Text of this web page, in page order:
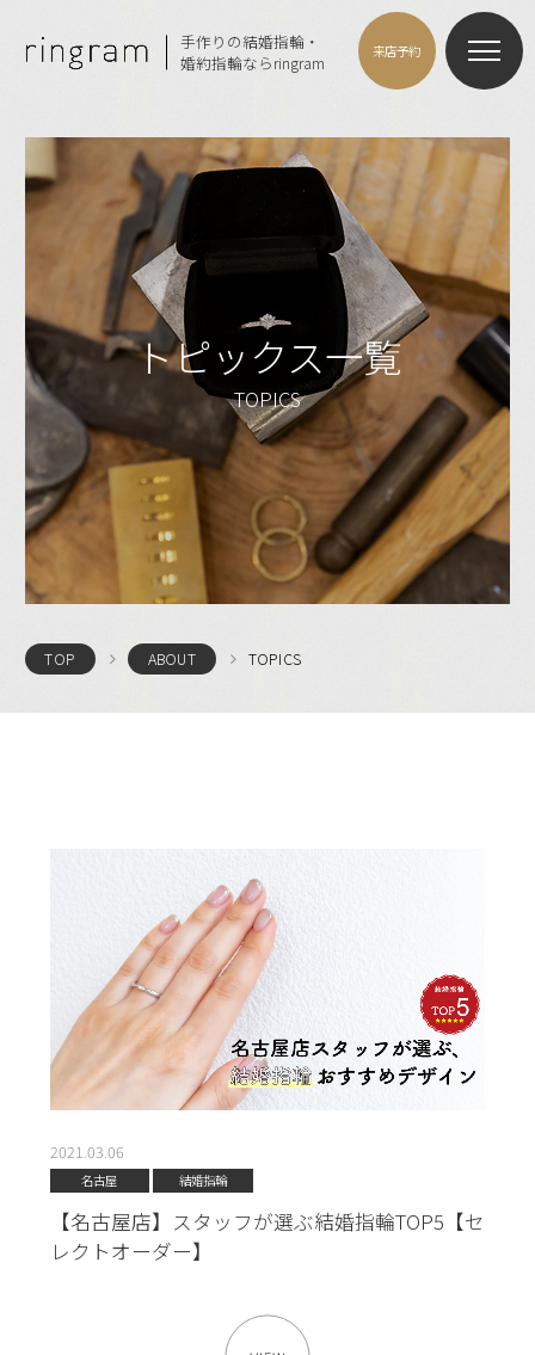
手作りの結婚指輪・
婚約指輪ならringram
来店予約
トピックス一覧
TOPICS
TOP ABOUT TOPICS
2021.03.06
名古屋 結婚指輪
【名古屋店】スタッフが選ぶ結婚指輪TOP5【セ
レクトオーダー】